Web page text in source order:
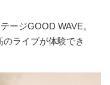
ージGOOD WAVE。
ライブが体験でき